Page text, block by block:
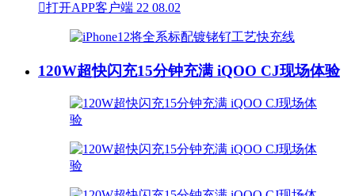
打开APP客户端 22 08.02
120W超快闪充15分钟充满 iQOO CJ现场体验